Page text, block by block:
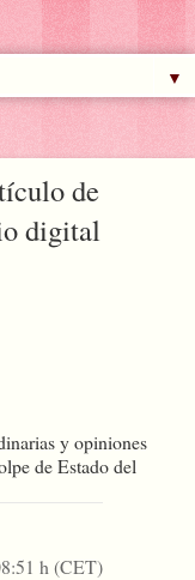
▼
de
digital
y opiniones
de Estado del
h (CET)